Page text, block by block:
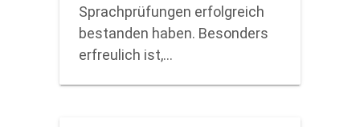
Sprachprüfungen erfolgreich
bestanden haben. Besonders
erfreulich ist,…